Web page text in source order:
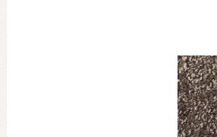
グッズインフォメ
ミュージカル・コ